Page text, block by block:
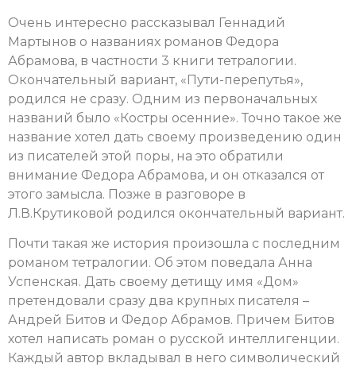
Очень интересно рассказывал Геннадий
Мартынов о названиях романов Федора
Абрамова, в частности 3 книги тетралогии.
Окончательный вариант, «Пути-перепутья»,
родился не сразу. Одним из первоначальных
названий было «Костры осенние». Точно такое же
название хотел дать своему произведению один
из писателей этой поры, на это обратили
внимание Федора Абрамова, и он отказался от
этого замысла. Позже в разговоре в
Л.В.Крутиковой родился окончательный вариант.
Почти такая же история произошла с последним
романом тетралогии. Об этом поведала Анна
Успенская. Дать своему детищу имя «Дом»
претендовали сразу два крупных писателя –
Андрей Битов и Федор Абрамов. Причем Битов
хотел написать роман о русской интеллигенции.
Каждый автор вкладывал в него символический